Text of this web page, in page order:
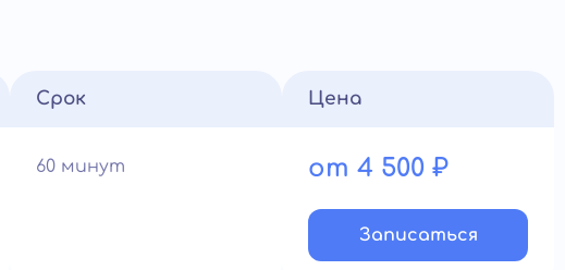
Срок
60 минут
Цена
от 4 500 ₽
Записатьcя